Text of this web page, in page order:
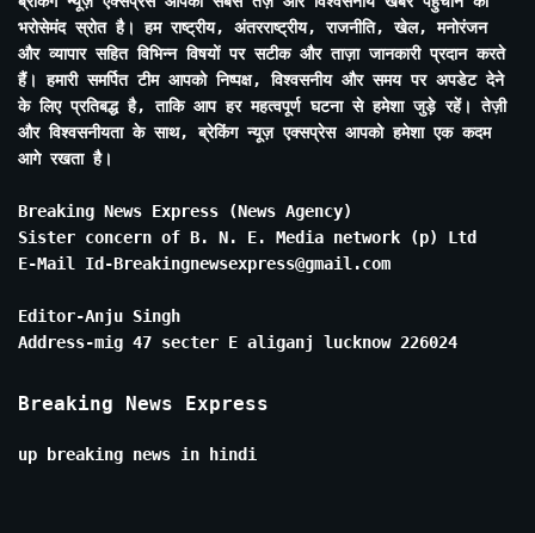
भरोसेमंद स्रोत है। हम राष्ट्रीय, अंतरराष्ट्रीय, राजनीति, खेल, मनोरंजन
और व्यापार सहित विभिन्न विषयों पर सटीक और ताज़ा जानकारी प्रदान करते
हैं। हमारी समर्पित टीम आपको निष्पक्ष, विश्वसनीय और समय पर अपडेट देने
के लिए प्रतिबद्ध है, ताकि आप हर महत्वपूर्ण घटना से हमेशा जुड़े रहें। तेज़ी
और विश्वसनीयता के साथ, ब्रेकिंग न्यूज़ एक्सप्रेस आपको हमेशा एक कदम
आगे रखता है।
Breaking News Express (News Agency)
Sister concern of B. N. E. Media network (p) Ltd
E-Mail Id-Breakingnewsexpress@gmail.com
Editor-Anju Singh
Address-mig 47 secter E aliganj lucknow 226024
Breaking News Express
up breaking news in hindi